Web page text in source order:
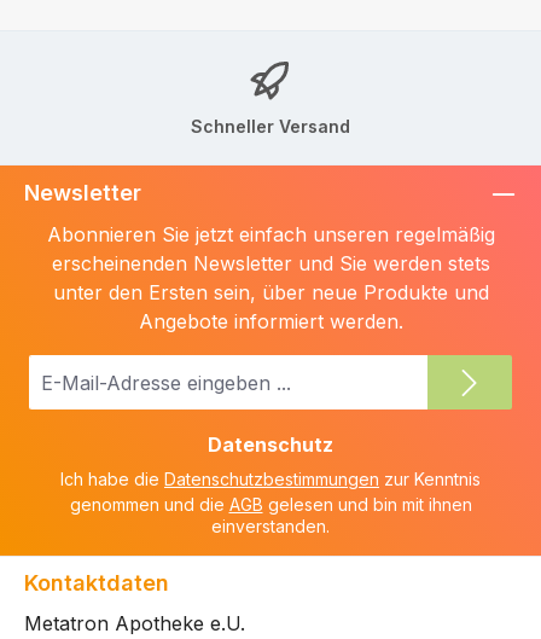
Schneller Versand
Newsletter
Abonnieren Sie jetzt einfach unseren regelmäßig
erscheinenden Newsletter und Sie werden stets
unter den Ersten sein, über neue Produkte und
Angebote informiert werden.
E-
Datenschutz
Ich habe die Datenschutzbestimmungen zur Kenntnis
genommen und die AGB gelesen und bin mit ihnen
einverstanden.
Kontaktdaten
Metatron Apotheke e.U.